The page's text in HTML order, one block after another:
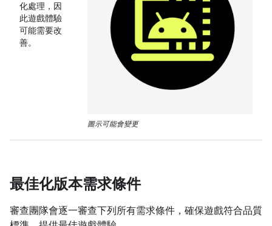
化處理，因
此遊戲體驗
可能需要改
善。
圖示可能會變更
最佳化版本需求條件
審查團隊會逐一審查下列所有需求條件，確保遊戲符合品質